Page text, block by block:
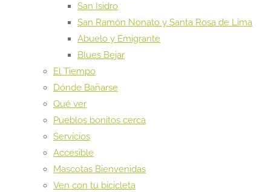
San Isidro
San Ramón Nonato y Santa Rosa de Lima
Abuelo y Emigrante
Blues Bejar
El Tiempo
Dónde Bañarse
Qué ver
Pueblos bonitos cerca
Servicios
Accesible
Mascotas Bienvenidas
Ven con tu bicicleta